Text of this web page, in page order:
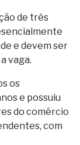
de três
e devem ser
vaga.
os
e possuiu
do comércio
com